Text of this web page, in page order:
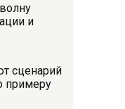
и
сценарий
примеру